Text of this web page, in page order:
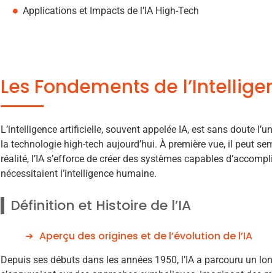
Applications et Impacts de l’IA High-Tech
Les Fondements de
L’intelligence artificielle, souvent appelée IA, est sans doute
la technologie high-tech aujourd’hui. À première vue, il peut
réalité, l’IA s’efforce de créer des systèmes capables
nécessitaient l’intelligence humaine.
Définition et Histoire de l’IA
Aperçu des origines et de l’évolution de l’IA
Depuis ses débuts dans les années 1950, l’IA a parcouru un